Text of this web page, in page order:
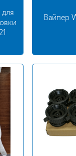
Вайпер